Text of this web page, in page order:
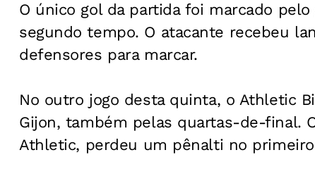
O único gol da partida foi marcado
segundo tempo. O atacante recebeu
defensores para marcar.
No outro jogo desta quinta, o Athletic
Gijon, também pelas quartas-de-final.
Athletic, perdeu um pênalti no